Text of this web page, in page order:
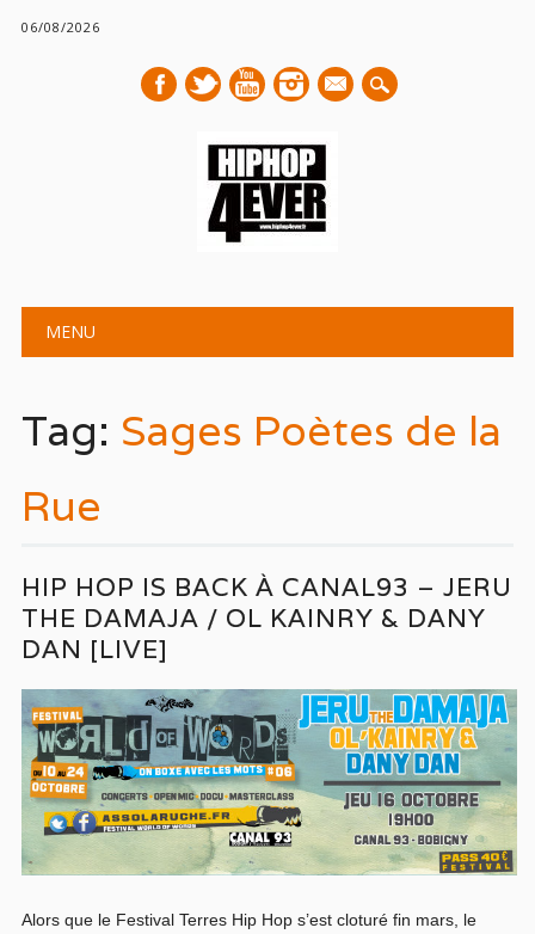
06/08/2026
mail
Main menu
MENU
Tag: Sages Poètes de la
Rue
HIP HOP IS BACK À CANAL93 – JERU
THE DAMAJA / OL KAINRY & DANY
DAN [LIVE]
Alors que le Festival Terres Hip Hop s’est cloturé fin mars, le